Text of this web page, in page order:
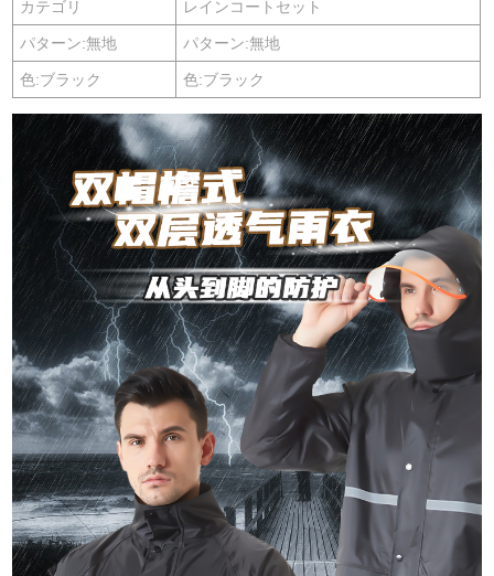
カテゴリ レインコートセット
パターン:無地 パターン:無地
色:ブラック 色:ブラック